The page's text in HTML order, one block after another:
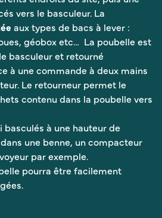
vers le basculeur. La
aux types de bacs à lever :
géobox etc… La poubelle est
basculeur et retourné
à une commande à deux mains
Le retourneur permet le
contenu dans la poubelle vers
basculés à une hauteur de
une benne, un compacteur
par exemple.
pourra être facilement